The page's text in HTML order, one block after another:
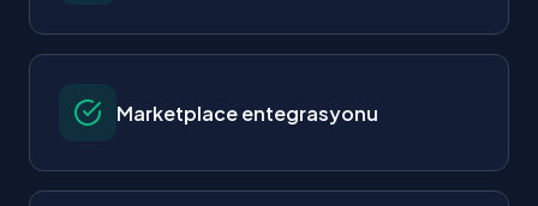
Marketplace entegrasyonu